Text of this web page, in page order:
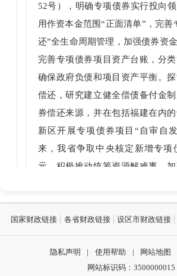
52号），明确专项债券实行投向
用作资本金范围“正面清单”，完善
还”全生命周期管理，加强债券资
完善专项债券项目资产台账，分类
确保政府负债和项目资产平衡。
偿还，研究建立健全偿债备付金
券偿还来源，并在包括福建在内
新区开展专项债券项目“自审自
来，我省争取中央核定新增专项
元，积极推动统筹资源解难事，
发展。截至11月20日，我省专项
总体支出进度69.4%。
主持人 2025-12-08 03:12
国家财政链接 各省财政链接 设区市财政链接
隐私声明 | 使用帮助 | 网站地图
网站标识码：3500000015